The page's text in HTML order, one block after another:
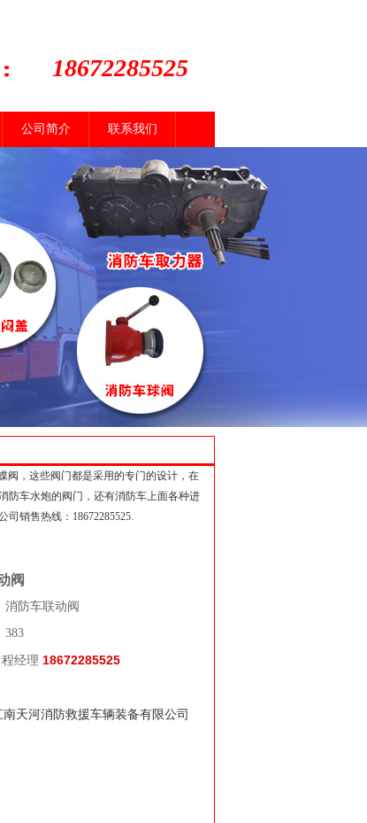
18672285525
公司简介 联系我们
阀，这些阀门都是采用的专门的设计，在
防车水炮的阀门，还有消防车上面各种进
销售热线：18672285525.
阀
消防车联动阀
383
经理 18672285525